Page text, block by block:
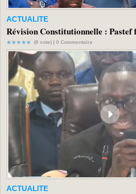
ACTUALITE
Révision Constitutionnelle : Pastef
(0 vote) | 0 Commentaire
ACTUALITE